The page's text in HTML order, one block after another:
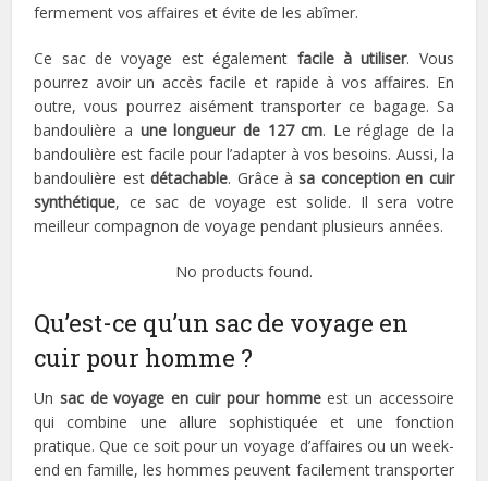
fermement vos affaires et évite de les abîmer.
Ce sac de voyage est également facile à utiliser. Vous
pourrez avoir un accès facile et rapide à vos affaires. En
outre, vous pourrez aisément transporter ce bagage. Sa
bandoulière a une longueur de 127 cm. Le réglage de la
bandoulière est facile pour l’adapter à vos besoins. Aussi, la
bandoulière estdétachable. Grâce àsa conception en cuir
synthétique, ce sac de voyage est solide. Il sera votre
meilleur compagnon de voyage pendant plusieurs années.
No products found.
Qu’est-ce qu’un sac de voyage en
cuir pour homme ?
Un sac de voyage en cuir pour hommeest un accessoire
qui combine une allure sophistiquée et une fonction
pratique. Que ce soit pour un voyage d’affaires ou un week-
end en famille, les hommes peuvent facilement transporter